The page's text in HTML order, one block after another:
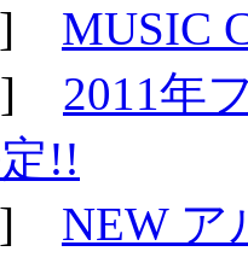
MUSIC
2011年
!!
NEW